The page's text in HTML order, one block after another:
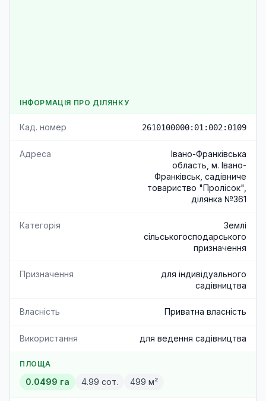
ІНФОРМАЦІЯ ПРО ДІЛЯНКУ
Кад. номер 2610100000:01:002:0109
Адреса
Івано-Франківська
область, м. Івано-
Франківськ, садівниче
товариство "Пролісок",
ділянка №361
Категорія
Землі
сільськогосподарського
призначення
Призначення
для індивідуального
садівництва
Власність Приватна власність
Використання для ведення садівництва
ПЛОЩА
0.0499 га 4.99 сот. 499 м²